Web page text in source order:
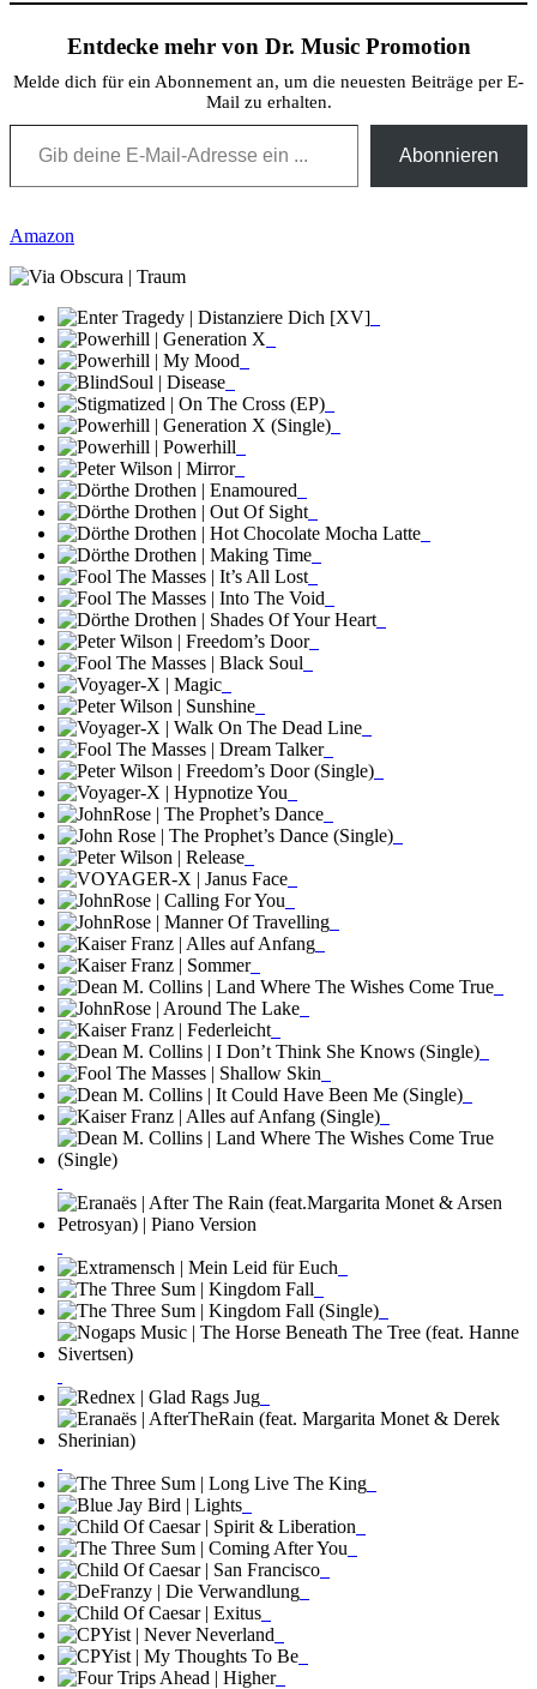
Entdecke mehr von Dr. Music Promotion
Melde dich für ein Abonnement an, um die neuesten Beiträge per E-
Mail zu erhalten.
Gib deine E-Mail-Adresse ein ...
Abonnieren
Amazon